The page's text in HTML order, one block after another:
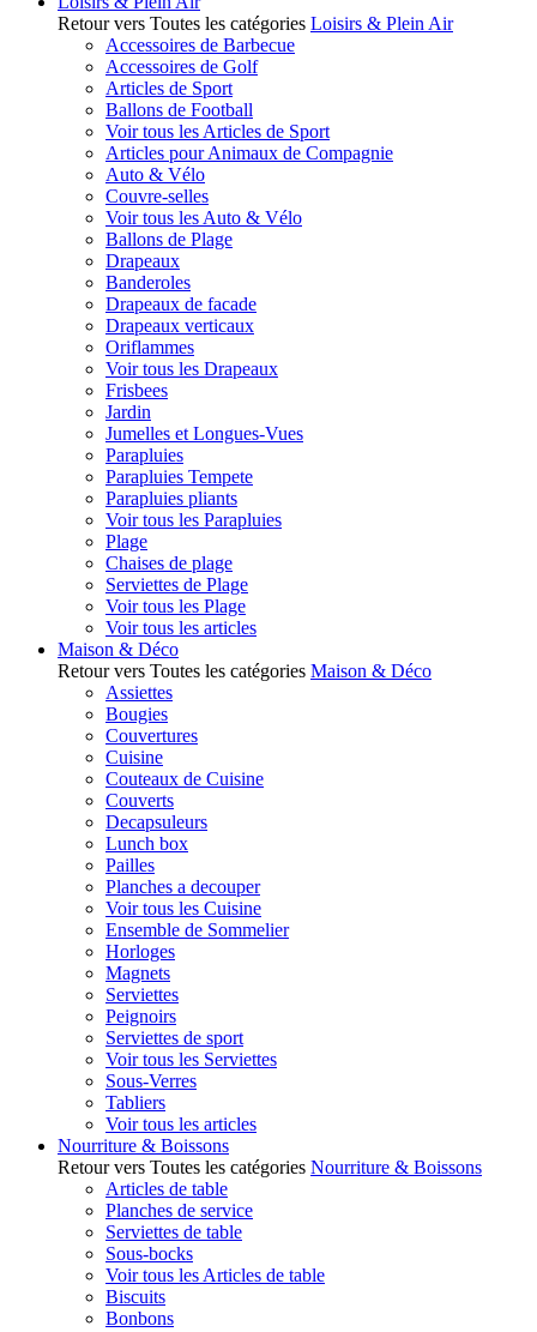
Retour vers Toutes les catégories Loisirs & Plein Air
Accessoires de Barbecue
Accessoires de Golf
Articles de Sport
Ballons de Football
Voir tous les Articles de Sport
Articles pour Animaux de Compagnie
Auto & Vélo
Couvre-selles
Voir tous les Auto & Vélo
Ballons de Plage
Drapeaux
Banderoles
Drapeaux de facade
Drapeaux verticaux
Oriflammes
Voir tous les Drapeaux
Frisbees
Jardin
Jumelles et Longues-Vues
Parapluies
Parapluies Tempete
Parapluies pliants
Voir tous les Parapluies
Plage
Chaises de plage
Serviettes de Plage
Voir tous les Plage
Voir tous les articles
Maison & Déco
Retour vers Toutes les catégories Maison & Déco
Assiettes
Bougies
Couvertures
Cuisine
Couteaux de Cuisine
Couverts
Decapsuleurs
Lunch box
Pailles
Planches a decouper
Voir tous les Cuisine
Ensemble de Sommelier
Horloges
Magnets
Serviettes
Peignoirs
Serviettes de sport
Voir tous les Serviettes
Sous-Verres
Tabliers
Voir tous les articles
Nourriture & Boissons
Retour vers Toutes les catégories Nourriture & Boissons
Articles de table
Planches de service
Serviettes de table
Sous-bocks
Voir tous les Articles de table
Biscuits
Bonbons